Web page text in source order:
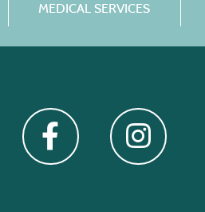
MEDICAL SERVICES